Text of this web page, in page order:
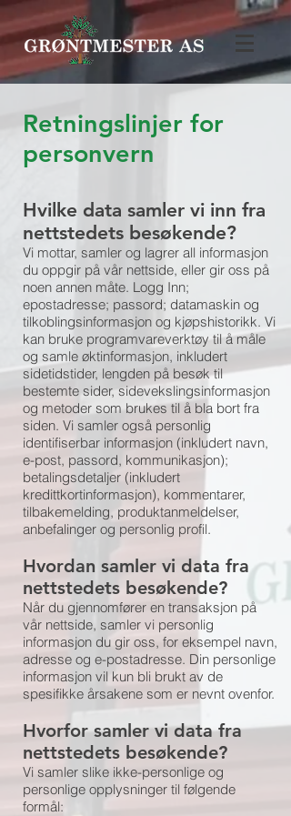
Retningslinjer for
personvern
Hvilke data samler vi inn fra
nettstedets besøkende?
Vi mottar, samler og lagrer all informasjon
du oppgir på vår nettside, eller gir oss på
noen annen måte. Logg Inn;
epostadresse; passord; datamaskin og
tilkoblingsinformasjon og kjøpshistorikk. Vi
kan bruke programvareverktøy til å måle
og samle øktinformasjon, inkludert
sidetidstider, lengden på besøk til
bestemte sider, sidevekslingsinformasjon
og metoder som brukes til å bla bort fra
siden. Vi samler også personlig
identifiserbar informasjon (inkludert navn,
e-post, passord, kommunikasjon);
betalingsdetaljer (inkludert
kredittkortinformasjon), kommentarer,
tilbakemelding, produktanmeldelser,
anbefalinger og personlig profil.
Hvordan samler vi data fra
nettstedets besøkende?
Når du gjennomfører en transaksjon på
vår nettside, samler vi personlig
informasjon du gir oss, for eksempel navn,
adresse og e-postadresse. Din personlige
informasjon vil kun bli brukt av de
spesifikke årsakene som er nevnt ovenfor.
Hvorfor samler vi data fra
nettstedets besøkende?
Vi samler slike ikke-personlige og
personlige opplysninger til følgende
formål: